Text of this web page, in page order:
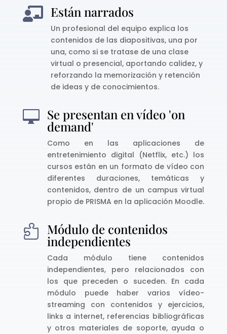
 Están narrados
Un profesional del equipo explica los
contenidos de las diapositivas, una por
una, como si se tratase de una clase
virtual o presencial, aportando calidez, y
reforzando la memorización y retención
de ideas y de conocimientos.
 Se presentan en vídeo 'on
demand'
Como en las aplicaciones de
entretenimiento digital (Netflix, etc.) los
cursos están en un formato de vídeo con
diferentes duraciones, temáticas y
contenidos, dentro de un campus virtual
propio de PRISMA en la aplicación Moodle.
 Módulo de contenidos
independientes
Cada módulo tiene contenidos
independientes, pero relacionados con
los que preceden o suceden. En cada
módulo puede haber varios vídeo-
streaming con contenidos y ejercicios,
links a internet, referencias bibliográficas
y otros materiales de soporte, ayuda o